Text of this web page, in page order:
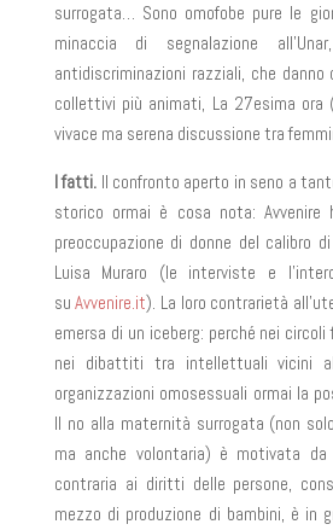
surrogata… Sono omofobe pure le
minaccia di segnalazione
antidiscriminazioni razziali, che
collettivi più animati, La 27esima ora
vivace ma serena discussione tra
I fatti. Il confronto aperto in seno a
storico ormai è cosa nota: Avvenire
preoccupazione di donne del calibro di
Luisa Muraro (le interviste e
suAvvenire.it). La loro contrarietà
emersa di un iceberg: perché nei
nei dibattiti tra intellettuali vicini
organizzazioni omosessuali ormai la
Il no alla maternità surrogata (non
ma anche volontaria) è motivata
contraria ai diritti delle persone,
mezzo di produzione di bambini, è in